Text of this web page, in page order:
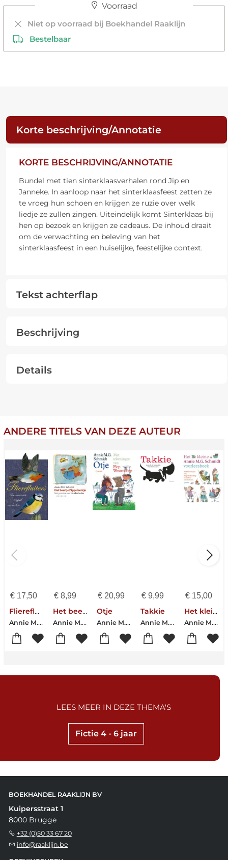
Voorraad
Niet op voorraad bij Boekhandel Raaklijn
Bestelbaar
Korte beschrijving/Annotatie
KORTE BESCHRIJVING/ANNOTATIE
Bundel met tien sinterklaasverhalen rond Jip en
Janneke. In aanloop naar het sinterklaasfeest zetten ze
te vroeg hun schoen en krijgen ze ruzie over welk
liedje ze zullen zingen. Uiteindelijk komt Sinterklaas bij
hen op bezoek en krijgen ze cadeaus. De inhoud draait
om de verwachting en beleving van het
sinterklaasfeest in een huiselijke, feestelijke context.
Tekst achterflap
Beschrijving
Details
ANDERE TITELS VAN DEZE AUTEUR
€17,50
Flierefluiters
Annie M.G. Schmidt-Hans Dorrestijn-Maarten 't Hart
€8,99
Het beertje Pippeloentje
Annie M.G. Schmidt
€ 20,99
Otje
Annie M.G. Schmidt
€ 9,99
Takkie
Annie M.G. Schmidt
€ 15,00
Het kleine Annie M.G. Schmidt voorleesboek
Annie M.G. Schmidt
Fictie 4 - 6 jaar
LEES MEER IN DEZE THEMA'S
BOEKHANDEL RAAKLIJN BV
Kuipersstraat 1
8000 Brugge
+32 (0)50 33 67 20
info@raaklijn.be